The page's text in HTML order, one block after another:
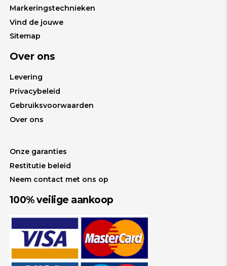
Markeringstechnieken
Vind de jouwe
Sitemap
Over ons
Levering
Privacybeleid
Gebruiksvoorwaarden
Over ons
Onze garanties
Restitutie beleid
Neem contact met ons op
100% veilige aankoop